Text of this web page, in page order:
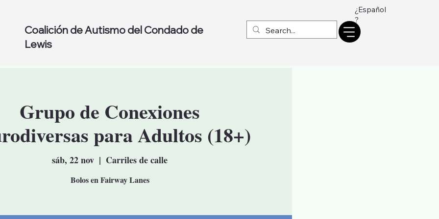
Coalición de Autismo del Condado de
Lewis
¿Español
?
Grupo de Conexiones
para Adultos (18+)
sáb, 22 nov
  |
Carriles de calle
Bolos en Fairway Lanes